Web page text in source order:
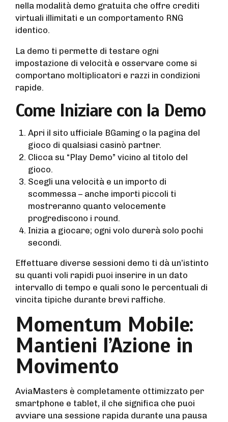
nella modalità demo gratuita che offre crediti
virtuali illimitati e un comportamento RNG
identico.
La demo ti permette di testare ogni
impostazione di velocità e osservare come si
comportano moltiplicatori e razzi in condizioni
rapide.
Come Iniziare con la Demo
Apri il sito ufficiale BGaming o la pagina del
gioco di qualsiasi casinò partner.
Clicca su “Play Demo” vicino al titolo del
gioco.
Scegli una velocità e un importo di
scommessa – anche importi piccoli ti
mostreranno quanto velocemente
progrediscono i round.
Inizia a giocare; ogni volo durerà solo pochi
secondi.
Effettuare diverse sessioni demo ti dà un’istinto
su quanti voli rapidi puoi inserire in un dato
intervallo di tempo e quali sono le percentuali di
vincita tipiche durante brevi raffiche.
Momentum Mobile:
Mantieni l’Azione in
Movimento
AviaMasters è completamente ottimizzato per
smartphone e tablet, il che significa che puoi
avviare una sessione rapida durante una pausa